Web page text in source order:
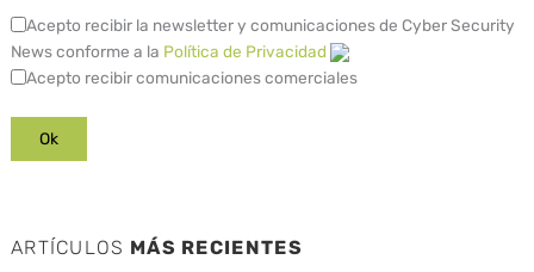
Acepto recibir la newsletter y comunicaciones de Cyber Security
News conforme a la Política de Privacidad
Acepto recibir comunicaciones comerciales
ARTÍCULOS MÁS RECIENTES